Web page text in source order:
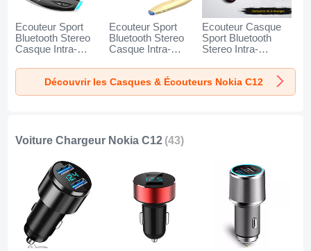
Ecouteur Sport
Bluetooth Stereo
Casque Intra-
Oreillette H52 pour
Nokia C12 Noir
Ecouteur Sport
Bluetooth Stereo
Casque Intra-
Oreillette H51 pour
Nokia C12 Or
Ecouteur Casque
Sport Bluetooth
Stereo Intra-
Oreillette H53 pour
Nokia C12 Noir
Découvrir les Casques & Écouteurs Nokia C12
Voiture Chargeur Nokia C12 (43)